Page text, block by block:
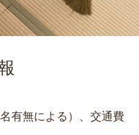
有無による）、交通費